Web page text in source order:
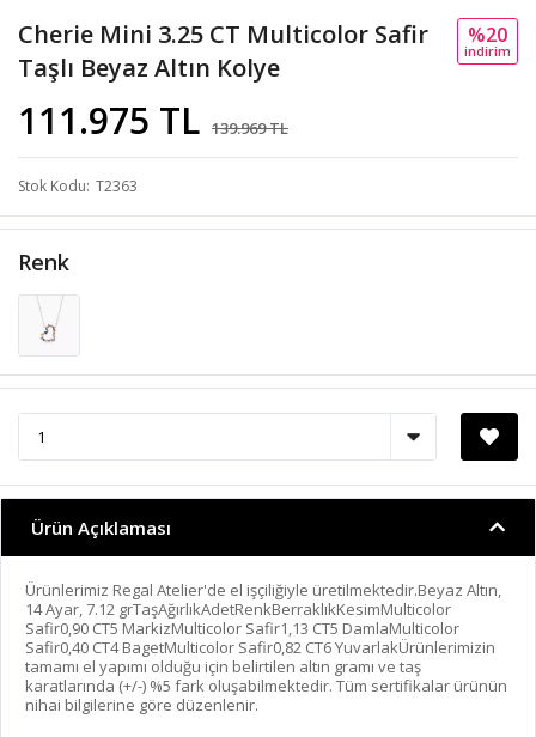
Cherie Mini 3.25 CT Multicolor Safir
Taşlı Beyaz Altın Kolye
111.975 TL 139.969 TL
%20
i̇ndi̇ri̇m
Stok Kodu T2363
Renk
Ürün Açıklaması
Ürünlerimiz Regal Atelier'de el işçiliğiyle üretilmektedir.Beyaz Altın,
14 Ayar, 7.12 grTaşAğırlıkAdetRenkBerraklıkKesimMulticolor
Safir0,90 CT5 MarkizMulticolor Safir1,13 CT5 DamlaMulticolor
Safir0,40 CT4 BagetMulticolor Safir0,82 CT6 YuvarlakÜrünlerimizin
tamamı el yapımı olduğu için belirtilen altın gramı ve taş
karatlarında (+/-) %5 fark oluşabilmektedir. Tüm sertifikalar ürünün
nihai bilgilerine göre düzenlenir.